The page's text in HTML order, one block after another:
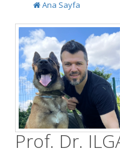
Ana Sayfa
Prof. Dr.